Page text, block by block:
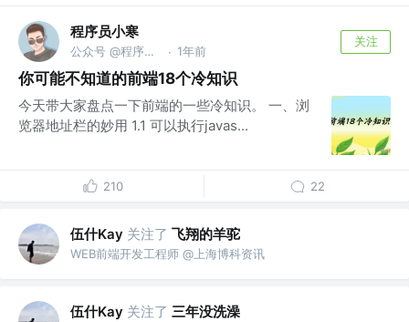
程序员小寒
公众号 @程序员小寒 · 1年前
关注
你可能不知道的前端18个冷知识
今天带大家盘点一下前端的一些冷知识。 一、浏
览器地址栏的妙用 1.1 可以执行javas...
210 22
伍什Kay 关注了 飞翔的羊驼
WEB前端开发工程师 @上海博科资讯
伍什Kay 关注了 三年没洗澡